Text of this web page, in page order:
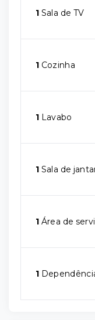
1 Sala de TV
1 Cozinha
1 Lavabo
1 Sala de
1 Área de
1